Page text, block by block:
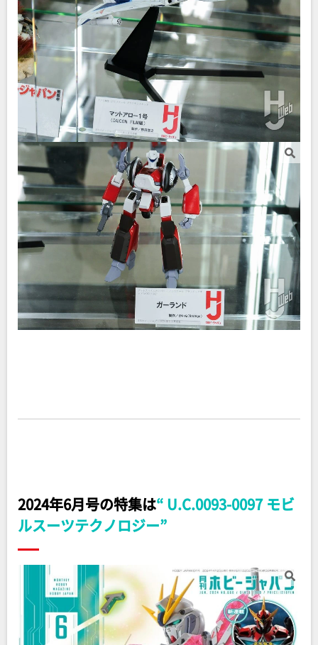
2024年6月号の特集は“ U.C.0093-0097 モビ
ルスーツテクノロジー”